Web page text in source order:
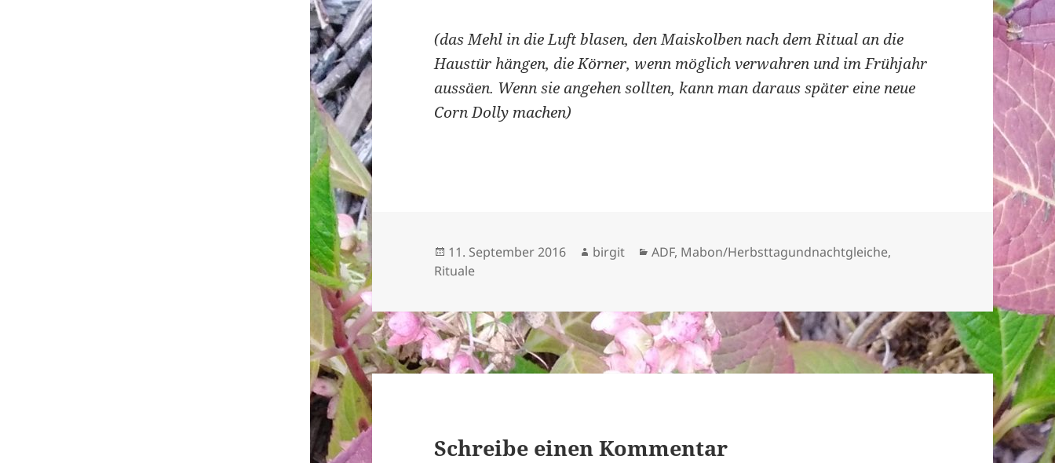
(das Mehl in die Luft blasen, den Maiskolben nach dem Ritual an die
Haustür hängen, die Körner, wenn möglich verwahren und im Frühjahr
aussäen. Wenn sie angehen sollten, kann man daraus später eine neue
Corn Dolly machen)
Veröffentlicht
am
11. September 2016 Autor
birgit Kategorien
ADF, Mabon/Herbsttagundnachtgleiche,
Rituale
Schreibe einen Kommentar